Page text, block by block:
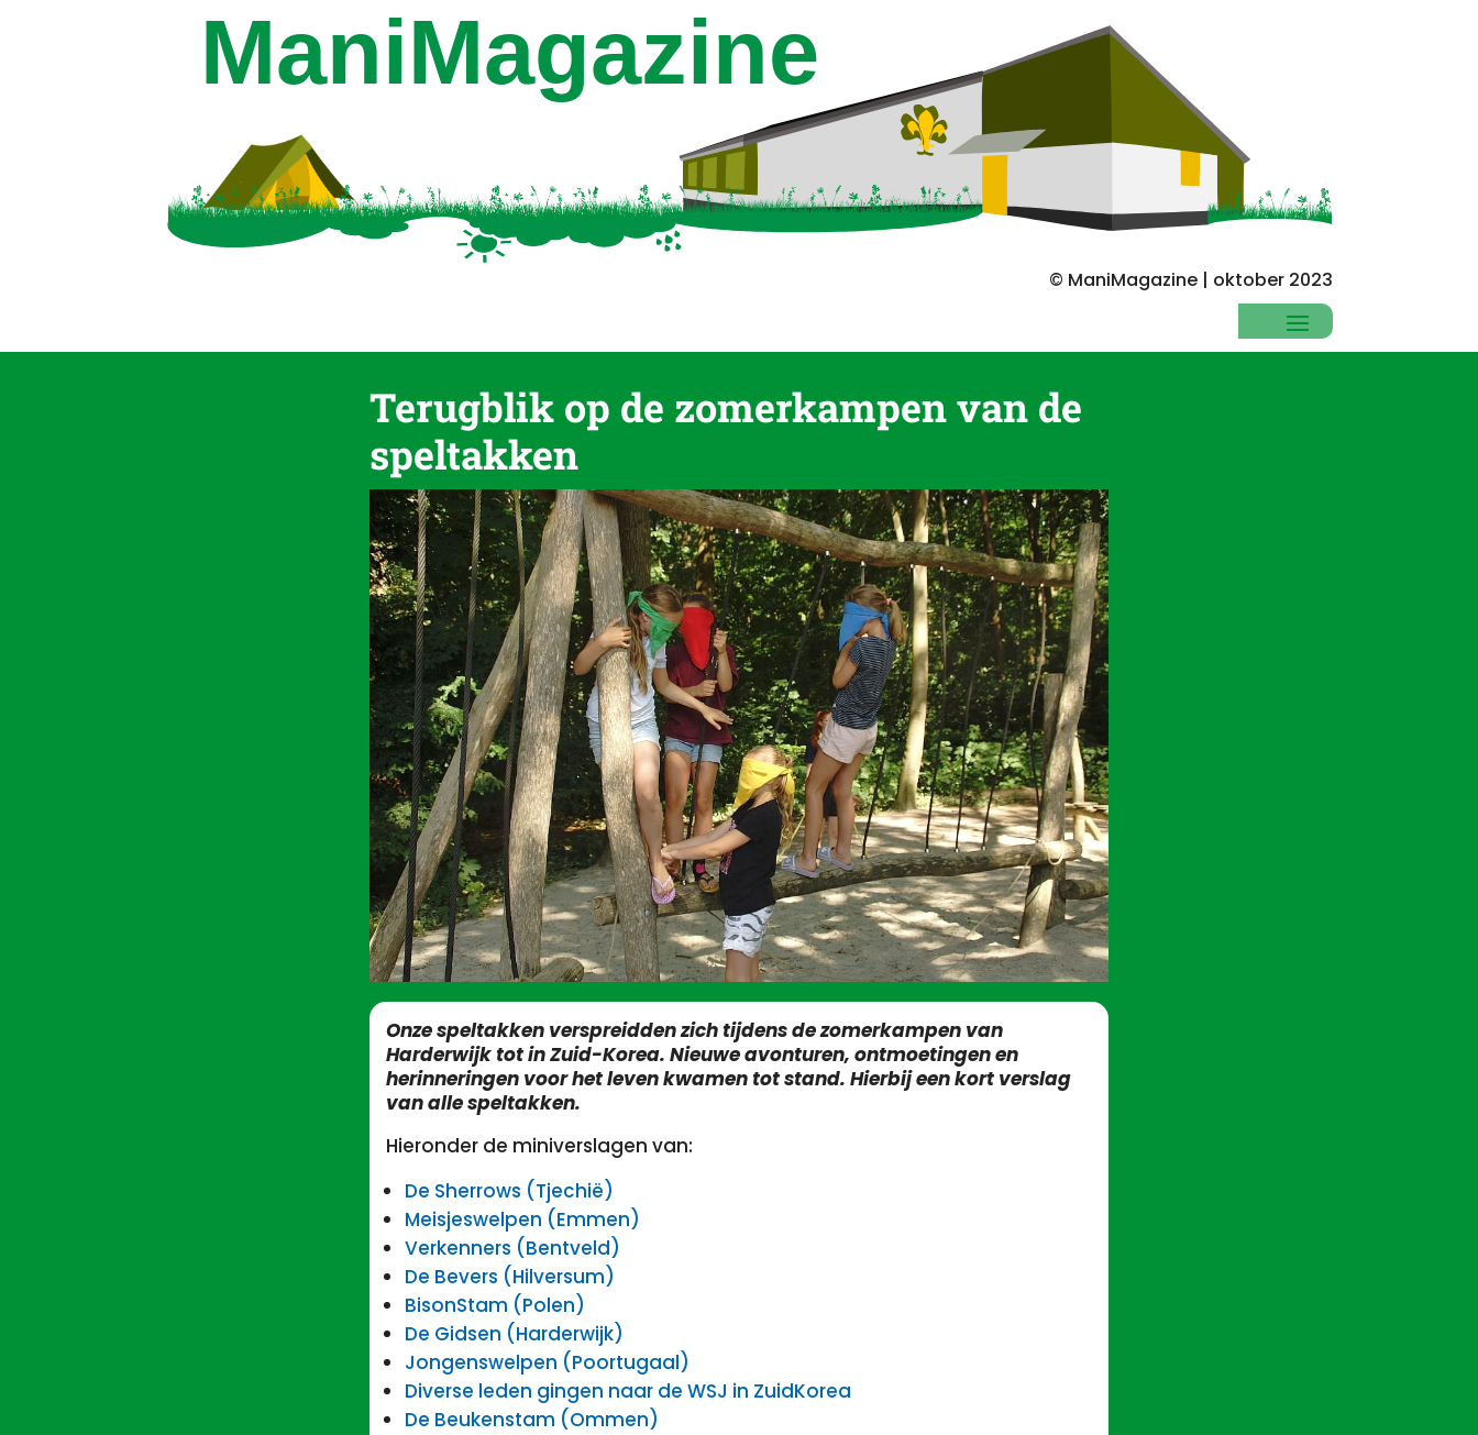
© ManiMagazine | oktober 2023
Terugblik op de zomerkampen van de
speltakken
Onze speltakken verspreidden zich tijdens de zomerkampen van
Harderwijk tot in Zuid-Korea. Nieuwe avonturen, ontmoetingen en
herinneringen voor het leven kwamen tot stand. Hierbij een kort verslag
van alle speltakken.
Hieronder de miniverslagen van:
De Sherrows (Tjechië)
Meisjeswelpen (Emmen)
Verkenners (Bentveld)
De Bevers (Hilversum)
BisonStam (Polen)
De Gidsen (Harderwijk)
Jongenswelpen (Poortugaal)
Diverse leden gingen naar de WSJ in ZuidKorea
De Beukenstam (Ommen)